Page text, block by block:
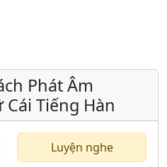
Phát Âm
Tiếng Hàn
Luyện nghe